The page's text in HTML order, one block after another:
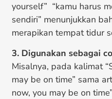
yourself” “kamu harus
sendiri” menunjukkan
merapikan tempat tidur
3. Digunakan sebagai
Misalnya, pada kalimat
may be on time” sama
now, you may be on